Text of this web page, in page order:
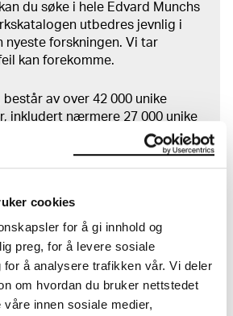
cookies
for å gi innhold og
preg, for å levere sosiale
for å analysere trafikken vår. Vi deler
om hvordan du bruker nettstedet
innen sosiale medier,
du søke i hele Edvard Munchs
utbedres jevnlig i
nyeste forskningen. Vi tar
kan forekomme.
består av over 42 000 unike
inkludert nærmere 27 000 unike
til den ekstraordinære samlingen
testamenterte til Oslo
museet også samlingene
samling
våre avfotograferinger og